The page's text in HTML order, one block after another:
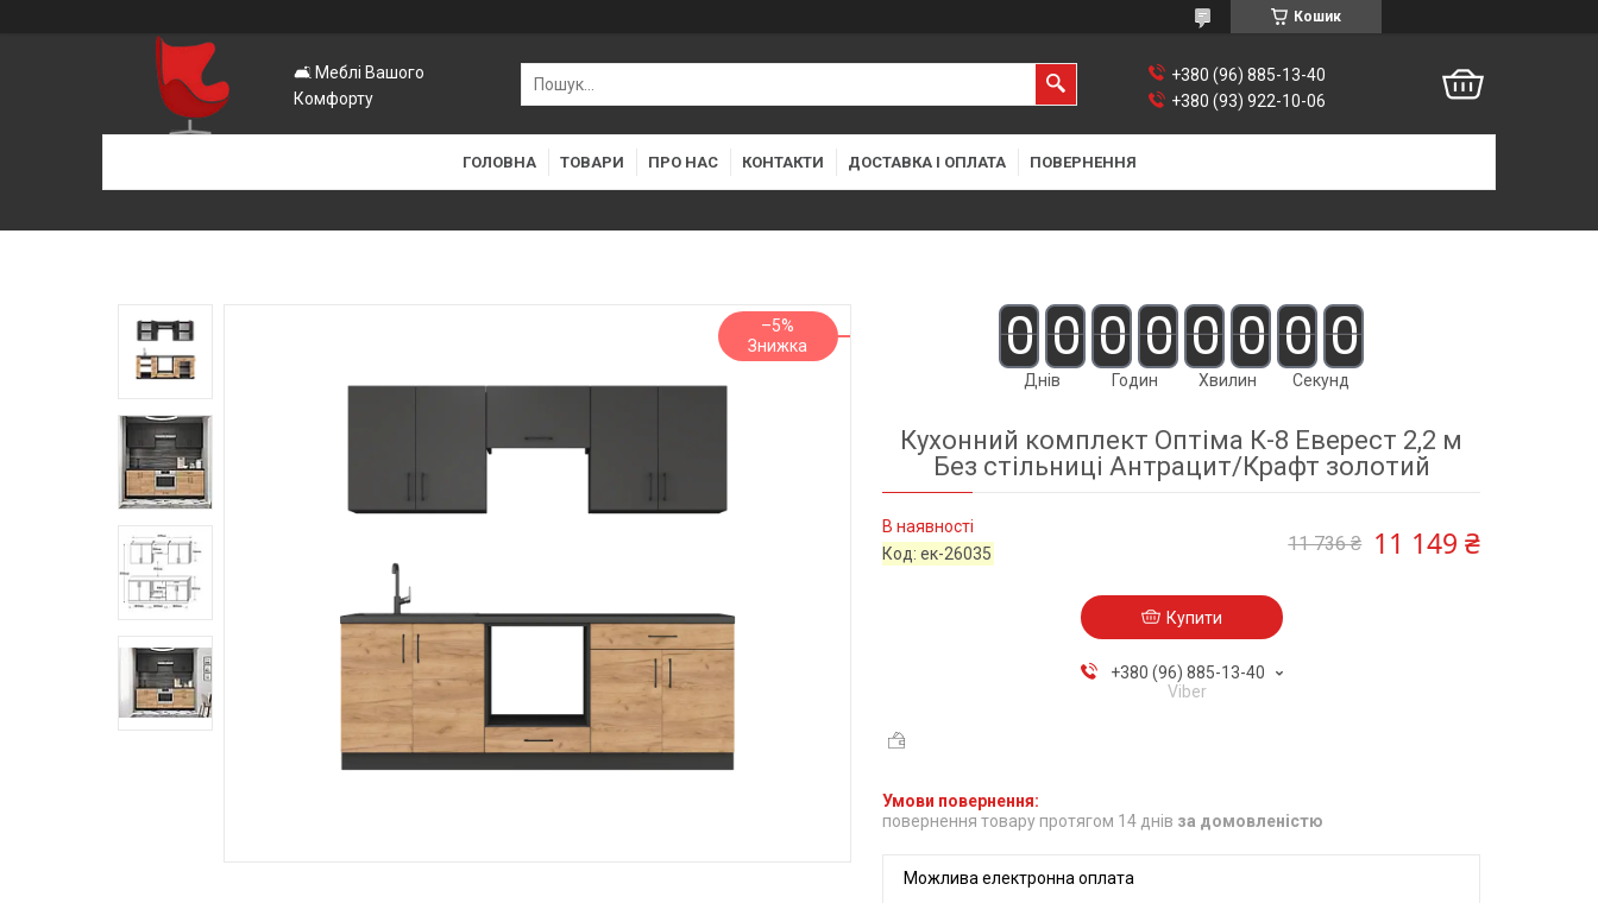
Кошик
🛋️ Меблі Вашого
Комфорту
+380 (96) 885-13-40
+380 (93) 922-10-06
ГОЛОВНА ТОВАРИ ПРО НАС КОНТАКТИ ДОСТАВКА І ОПЛАТА ПОВЕРНЕННЯ
–5% 0 0
Днів
0 0
Годин
0 0
Хвилин
0 0
Секунд
Кухонний комплект Оптіма К-8 Еверест 2,2 м
Без стільниці Антрацит/Крафт золотий
В наявності
Код:ек-26035 11 736 ₴ 11 149 ₴
Купити
+380 (96) 885-13-40
Viber
повернення товару протягом 14 днів за домовленістю